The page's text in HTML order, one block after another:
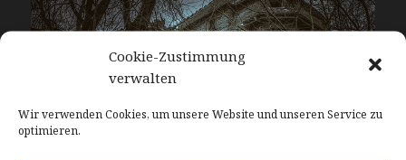
Cookie-Zustimmung
verwalten
Wir verwenden Cookies, um unsere Website und unseren Service zu
optimieren.